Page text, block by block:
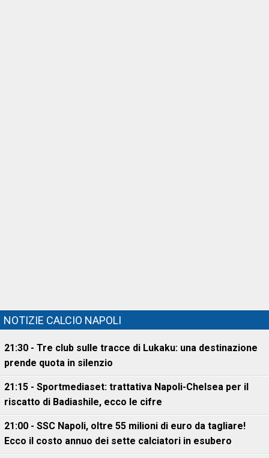
NOTIZIE CALCIO NAPOLI
21:30 - Tre club sulle tracce di Lukaku: una destinazione
prende quota in silenzio
21:15 - Sportmediaset: trattativa Napoli-Chelsea per il
riscatto di Badiashile, ecco le cifre
21:00 - SSC Napoli, oltre 55 milioni di euro da tagliare!
Ecco il costo annuo dei sette calciatori in esubero